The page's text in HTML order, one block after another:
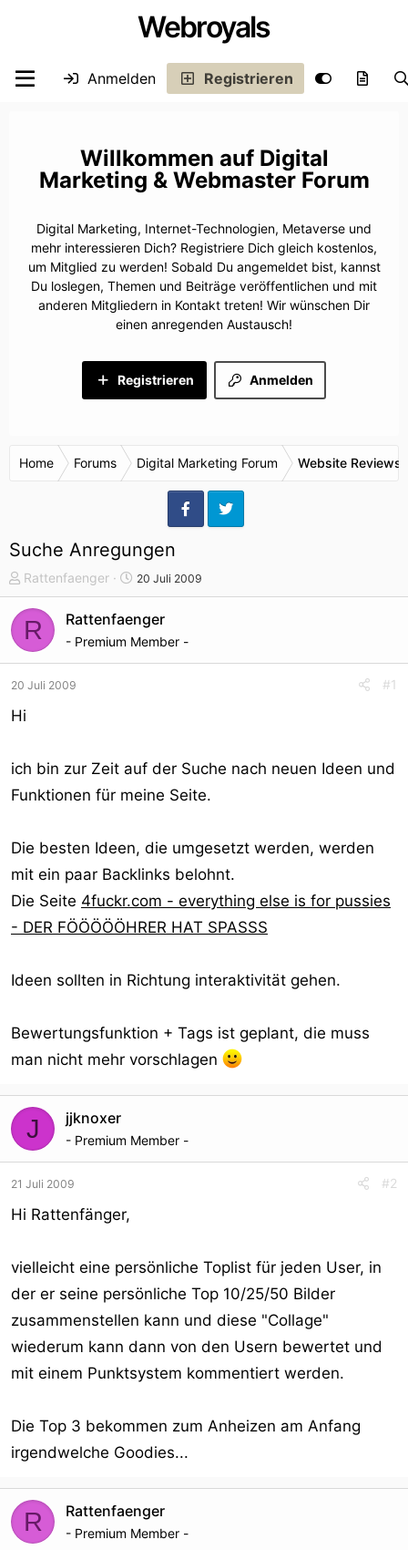
Webroyals
Anmelden Registrieren
Digital
Marketing & Webmaster Forum
Digital Marketing, Internet-Technologien, Metaverse und
mehr interessieren Dich? Registriere Dich gleich kostenlos,
um Mitglied zu werden! Sobald Du angemeldet bist, kannst
Du loslegen, Themen und Beiträge veröffentlichen und mit
anderen Mitgliedern in Kontakt treten! Wir wünschen Dir
einen anregenden Austausch!
Anmelden
Registrieren
Home Forums Digital Marketing Forum Website Reviews
Suche Anregungen
T
h
e
m
e
s
t
t
Rattenfaenger
S
t
a
r
20 Juli 2009
R Rattenfaenger
- Premium Member -
20 Juli 2009 #1
Hi
ich bin zur Zeit auf der Suche nach neuen Ideen und
Funktionen für meine Seite.
Die besten Ideen, die umgesetzt werden, werden
mit ein paar Backlinks belohnt.
Die Seite 4fuckr.com - everything else is for pussies
- DER FÖÖÖÖÖHRER HAT SPASSS
Ideen sollten in Richtung interaktivität gehen.
Bewertungsfunktion + Tags ist geplant, die muss
man nicht mehr vorschlagen
J jjknoxer
- Premium Member -
21 Juli 2009 #2
Hi Rattenfänger,
vielleicht eine persönliche Toplist für jeden User, in
der er seine persönliche Top 10/25/50 Bilder
zusammenstellen kann und diese "Collage"
wiederum kann dann von den Usern bewertet und
mit einem Punktsystem kommentiert werden.
Die Top 3 bekommen zum Anheizen am Anfang
irgendwelche Goodies...
R Rattenfaenger
- Premium Member -